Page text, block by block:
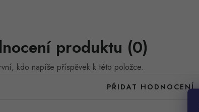
produktu (0)
kdo napíše příspěvek k této položce.
PŘIDAT HODNOCENÍ